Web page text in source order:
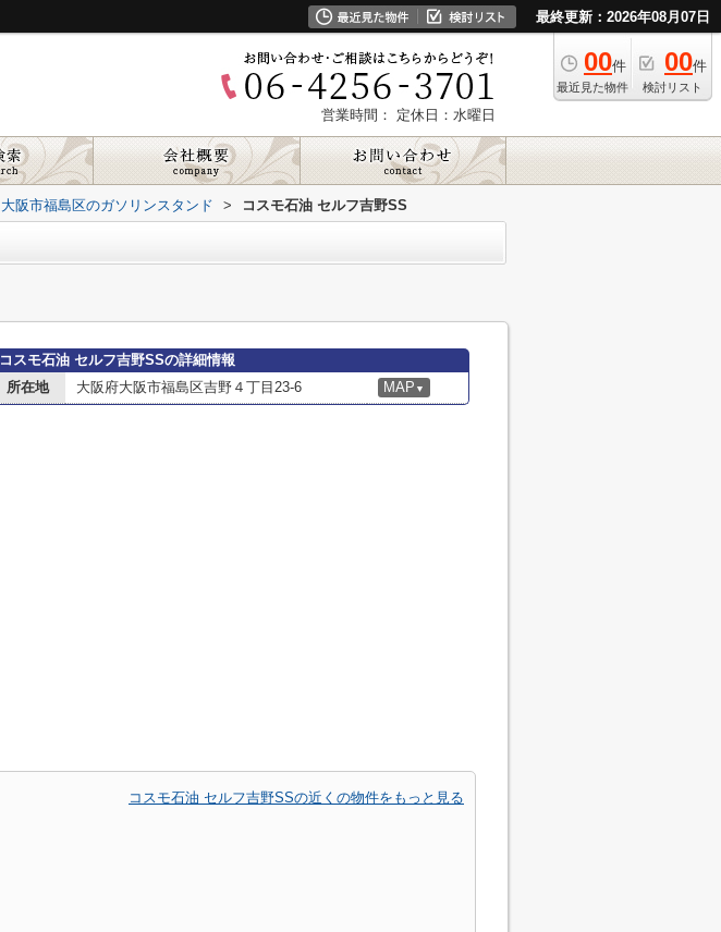
最終更新：2026年08月07日
00件
最近見た物件
00件
検討リスト
営業時間： 定休日：水曜日
大阪市福島区のガソリンスタンド > コスモ石油 セルフ吉野SS
コスモ石油 セルフ吉野SSの詳細情報
所在地
大阪府大阪市福島区吉野４丁目23-6 MAP ▼
コスモ石油 セルフ吉野SSの近くの物件をもっと見る